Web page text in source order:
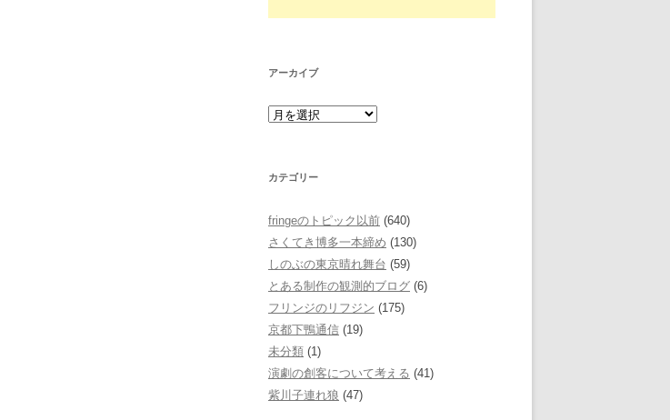
アーカイブ
カテゴリー
fringeのトピック以前 (640)
さくてき博多一本締め (130)
しのぶの東京晴れ舞台 (59)
とある制作の観測的ブログ (6)
フリンジのリフジン (175)
京都下鴨通信 (19)
未分類 (1)
演劇の創客について考える (41)
紫川子連れ狼 (47)